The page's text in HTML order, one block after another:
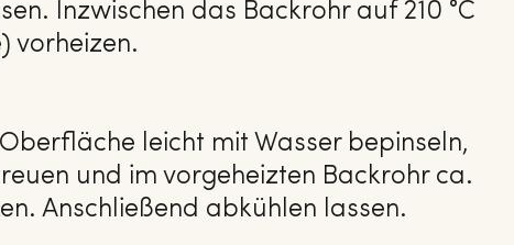
Inzwischen das Backrohr auf 210 °C
vorheizen.
leicht mit Wasser bepinseln,
und im vorgeheizten Backrohr ca.
Anschließend abkühlen lassen.